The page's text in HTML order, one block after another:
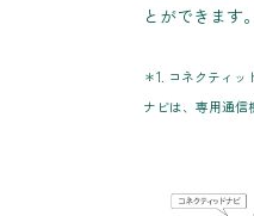
とができます
＊1. コネクティ
ナビは、専用通信